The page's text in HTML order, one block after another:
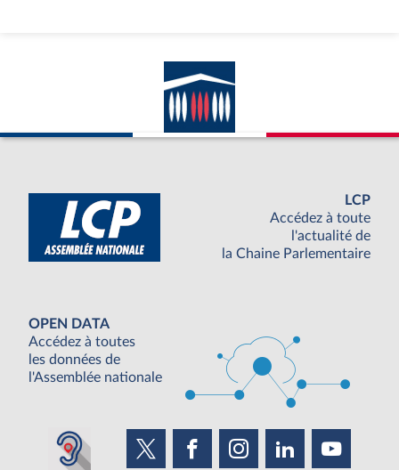
LCP
Accédez à toute
l'actualité de
la Chaine Parlementaire
OPEN DATA
Accédez à toutes
les données de
l'Assemblée nationale